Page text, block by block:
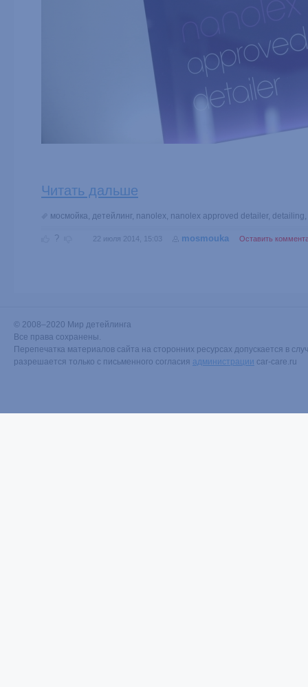
Читать дальше
мосмойка, детейлинг, nanolex, nanolex approved detailer, detailing,
? 22 июля 2014, 15:03 mosmouka Оставить
© 2008–2020 Мир детейлинга
Все права сохранены.
Перепечатка материалов сайта на сторонних ресурсах допускается в
разрешается только с письменного согласия администрации car-care.ru